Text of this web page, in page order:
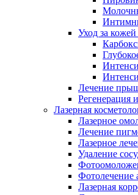
Уход за
Лечение
Регенерация
Лазерная
Лазерное
Лечение
Лазерное
Удаление
Фотолечение
Лазерная